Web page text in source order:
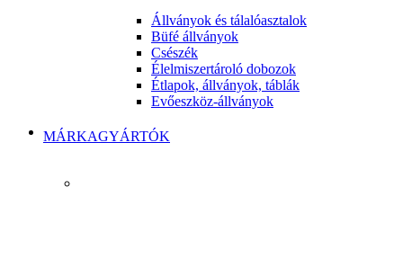
Állványok és tálalóasztalok
Büfé állványok
Csészék
Élelmiszertároló dobozok
Étlapok, állványok, táblák
Evőeszköz-állványok
MÁRKAGYÁRTÓK